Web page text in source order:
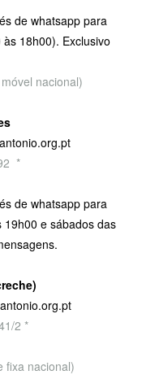
de whatsapp para
18h00). Exclusivo
nacional)
*
de whatsapp para
19h00 e sábados das
2 *
fixa nacional)